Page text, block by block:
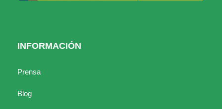
INFORMACIÓN
Prensa
Blog